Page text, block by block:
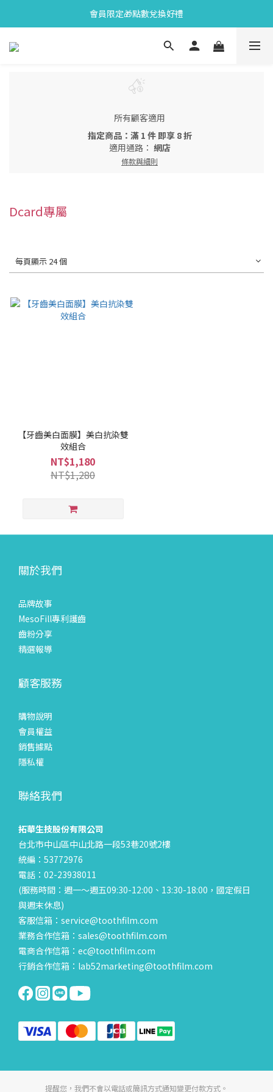
會員限定🎁點數兌換好禮
會員限定🎁點數兌換好禮
全新上市🫧變色牙膏加碼送好禮
所有顧客適用
指定商品：滿 1 件 即享 8 折
適用通路： 網店
條款與細則
Dcard專屬
每頁顯示 24 個
【牙齒美白面膜】美白抗染雙
效組合
NT$1,180
NT$1,280
關於我們
品牌故事
MesoFill專利護齒
齒粉分享
精選報導
顧客服務
購物說明
會員權益
銷售據點
隱私權
聯絡我們
拓華生技股份有限公司
台北市中山區中山北路一段53巷20號2樓
統編：53772976
電話：02-23938011
(服務時間：週一～週五09:30-12:00、13:30-18:00，國定假日
與週末休息)
客服信箱：service@toothfilm.com
業務合作信箱：sales@toothfilm.com
電商合作信箱：ec@toothfilm.com
行銷合作信箱：lab52marketing@toothfilm.com
提醒您，我們不會以電話或簡訊方式通知變更付款方式。